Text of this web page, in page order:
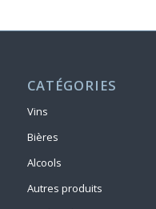
CATÉGORIES
Vins
Bières
Alcools
Autres produits